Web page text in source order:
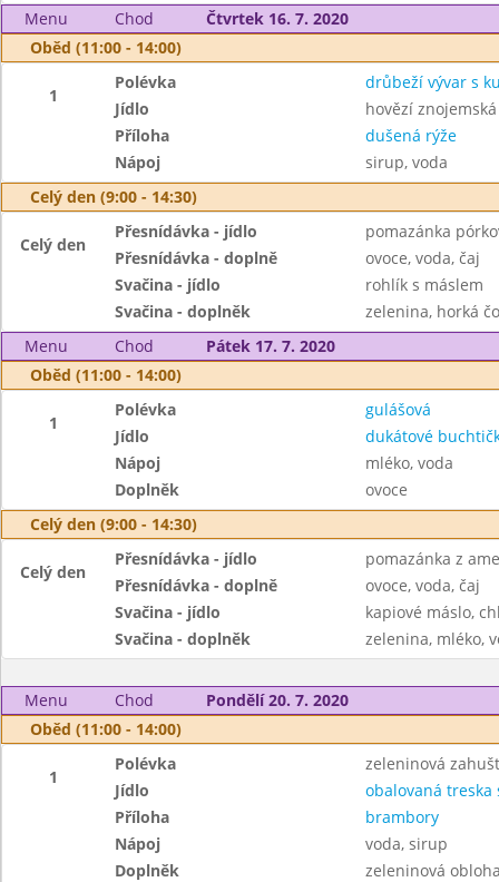
Menu Chod
Čtvrtek 16. 7. 2020
Oběd (11:00 - 14:00)
1
Polévka
drůbeží vývar s
Jídlo
hovězí znojemská
Příloha
dušená rýže
Nápoj
sirup, voda
Celý den (9:00 - 14:30)
Celý den
Přesnídávka - jídlo
pomazánka
Přesnídávka - doplně
ovoce, voda, čaj
Svačina - jídlo
rohlík s máslem
Svačina - doplněk
zelenina, horká
Menu
Chod
Pátek 17. 7. 2020
Oběd (11:00 - 14:00)
1
Polévka
gulášová
Jídlo
dukátové
Nápoj
mléko, voda
Doplněk
ovoce
Celý den (9:00 - 14:30)
Celý den
Přesnídávka - jídlo
pomazánka z
Přesnídávka - doplně
ovoce, voda, čaj
Svačina - jídlo
kapiové máslo,
Svačina - doplněk
zelenina, mléko,
Menu Chod
Pondělí 20. 7. 2020
Oběd (11:00 - 14:00)
1
Polévka
zeleninová
Jídlo
obalovaná treska
Příloha
brambory
Nápoj
voda, sirup
Doplněk
zeleninová